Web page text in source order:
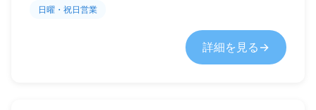
日曜・祝日営業
詳細を見る